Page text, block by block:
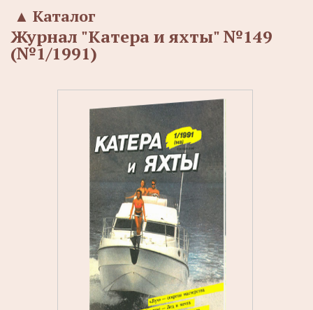
Каталог
▲
Журнал "Катера и яхты" №149
(№1/1991)